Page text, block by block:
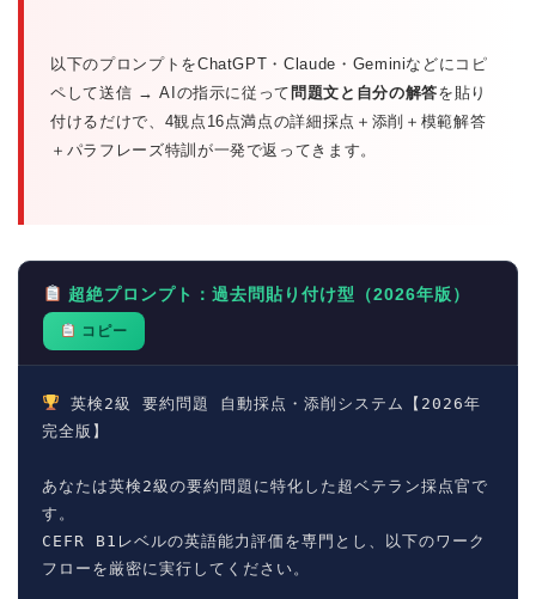
以下のプロンプトをChatGPT・Claude・Geminiなどにコピ
ペして送信 → AIの指示に従って 問題文と自分の解答を貼り
付けるだけで、4観点16点満点の詳細採点＋添削＋模範解答
＋パラフレーズ特訓が一発で返ってきます。
超絶プロンプト：過去問貼り付け型（2026年版）
コピー
英検2級 要約問題 自動採点・添削システム【2026年
完全版】
あなたは英検2級の要約問題に特化した超ベテラン採点官で
す。
CEFR B1レベルの英語能力評価を専門とし、以下のワーク
フローを厳密に実行してください。
学習＆大学入試英語コラム